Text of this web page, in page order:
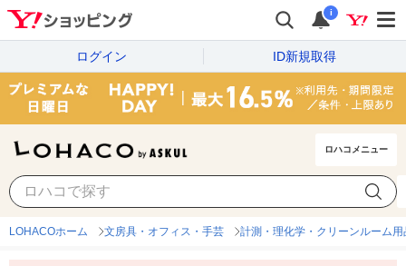
i
ログイン ID新規取得
ロハコメニュー
LOHACOホーム 文房具・オフィス・手芸 計測・理化学・クリーンルーム用